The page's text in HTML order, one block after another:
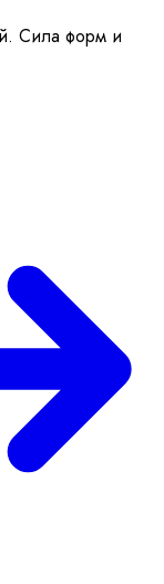
Сила форм и